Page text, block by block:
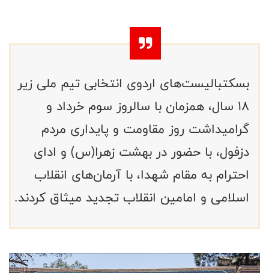
بسکتبالیست‌های اردوی انتخابی تیم ملی زیر
۱۸ سال، همزمان با سالروز سوم خرداد و
گرامیداشت روز مقاومت و پایداری مردم
دزفول، با حضور در بهشت زهرا(س) و ادای
احترام به مقام شهدا، با آرمان‌های انقلاب
اسلامی و امامین انقلاب تجدید میثاق کردند.